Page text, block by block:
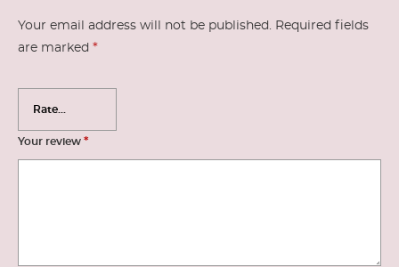
Your email address will not be published. Required fields
are marked *
Your review *